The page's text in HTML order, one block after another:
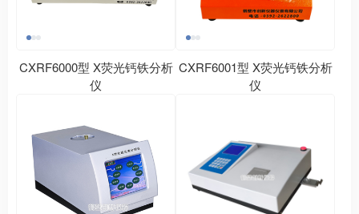
CXRF6000型 X荧光钙铁分析
仪
CXRF6001型 X荧光钙铁分析
仪